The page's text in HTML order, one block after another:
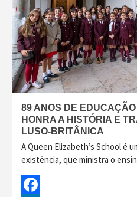
89 ANOS DE
HONRA A HISTÓRIA E
LUSO-BRITÂNICA
A Queen Elizabeth’s School é
existência, que ministra o